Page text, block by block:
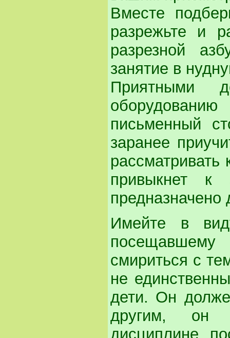
Вместе
разрежьте и
разрезной
занятие в
Приятными
письменный
заранее
рассматривать
привыкнет
предназначено
Имейте в
смириться с
не
дети. Он
другим, он
дисциплине,